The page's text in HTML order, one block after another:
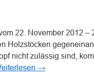
22. November 2012
Holzstöcken
nicht zulässig sind,
→